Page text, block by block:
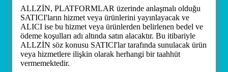
ALLZİN, PLATFORMLAR üzerinde anlaşmalı olduğu
SATICI'ların hizmet veya ürünlerini yayınlayacak ve
ALICI ise bu hizmet veya ürünlerden belirlenen bedel ve
ödeme koşulları adı altında satın alacaktır. Bu itibariyle
ALLZİN söz konusu SATICI'lar tarafında sunulacak ürün
veya hizmetlere ilişkin olarak herhangi bir taahhüt
vermemektedir.